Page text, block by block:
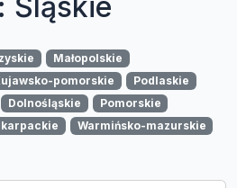
Małopolskie
pomorskie
Podlaskie
Dolnośląskie
Pomorskie
Warmińsko-mazurskie